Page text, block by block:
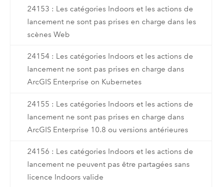
24153 : Les catégories Indoors et les actions de
lancement ne sont pas prises en charge dans les
scènes Web
24154 : Les catégories Indoors et les actions de
lancement ne sont pas prises en charge dans
ArcGIS Enterprise on Kubernetes
24155 : Les catégories Indoors et les actions de
lancement ne sont pas prises en charge dans
ArcGIS Enterprise 10.8 ou versions antérieures
24156 : Les catégories Indoors et les actions de
lancement ne peuvent pas être partagées sans
licence Indoors valide